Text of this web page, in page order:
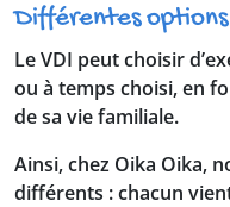
Différentes
Le VDI peut choisir
ou à temps choisi, en
de sa vie familiale.
Ainsi, chez Oika Oika,
différents : chacun